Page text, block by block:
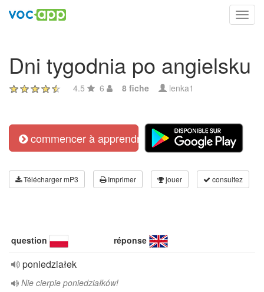
Dni tygodnia po angielsku
4.5 6 8 fiche lenka1
commencer à apprendre
Télécharger mP3 Imprimer jouer consultez
question réponse
poniedziałek
Nie cierpie poniedziałków!